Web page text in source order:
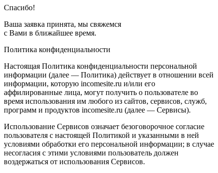
Спасибо!
Ваша заявка принята, мы свяжемся
с Вами в ближайшее время.
Политика конфиденциальности
Настоящая Политика конфиденциальности персональной
информации (далее — Политика) действует в отношении всей
информации, которую incomesite.ru и/или его
аффилированные лица, могут получить о пользователе во
время использования им любого из сайтов, сервисов, служб,
программ и продуктов incomesite.ru (далее — Сервисы).
Использование Сервисов означает безоговорочное согласие
пользователя с настоящей Политикой и указанными в ней
условиями обработки его персональной информации; в случае
несогласия с этими условиями пользователь должен
воздержаться от использования Сервисов.